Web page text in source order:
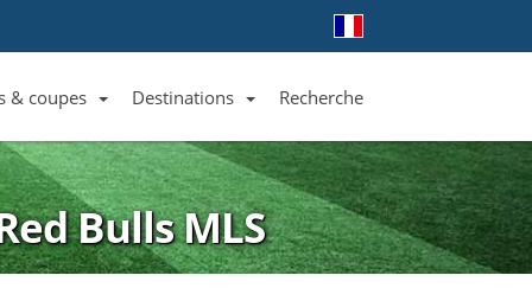
Liste des clubs et équipes
& coupes
Liste des ligues et coupes
Destinations
Toutes les destinations
Recherche
BullsMLS